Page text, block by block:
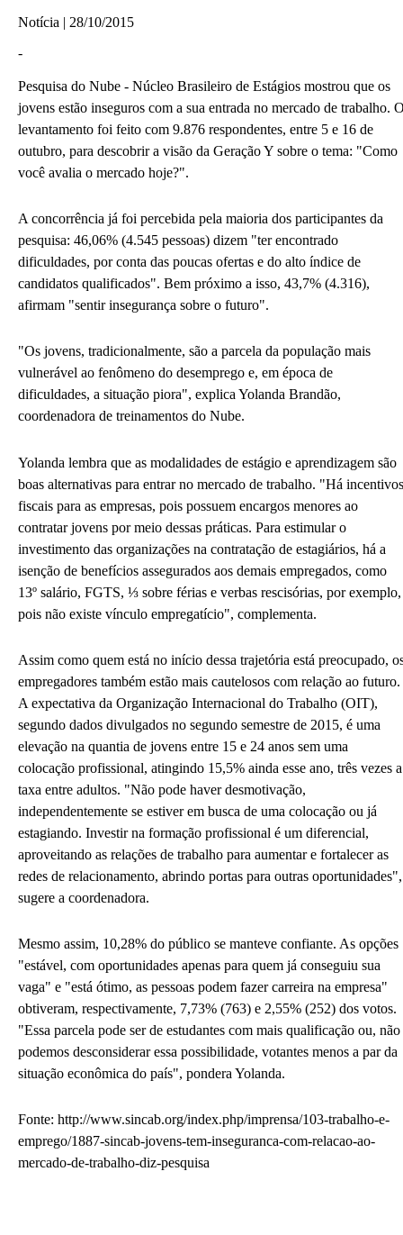
Notícia | 28/10/2015
-
Pesquisa do Nube - Núcleo Brasileiro de Estágios mostrou que os
jovens estão inseguros com a sua entrada no mercado de trabalho.
levantamento foi feito com 9.876 respondentes, entre 5 e 16 de
outubro, para descobrir a visão da Geração Y sobre o tema: "Como
você avalia o mercado hoje?".
A concorrência já foi percebida pela maioria dos participantes da
pesquisa: 46,06% (4.545 pessoas) dizem "ter encontrado
dificuldades, por conta das poucas ofertas e do alto índice de
candidatos qualificados". Bem próximo a isso, 43,7% (4.316),
afirmam "sentir insegurança sobre o futuro".
"Os jovens, tradicionalmente, são a parcela da população mais
vulnerável ao fenômeno do desemprego e, em época de
dificuldades, a situação piora", explica Yolanda Brandão,
coordenadora de treinamentos do Nube.
Yolanda lembra que as modalidades de estágio e aprendizagem são
boas alternativas para entrar no mercado de trabalho. "Há incentivos
fiscais para as empresas, pois possuem encargos menores ao
contratar jovens por meio dessas práticas. Para estimular o
investimento das organizações na contratação de estagiários, há a
isenção de benefícios assegurados aos demais empregados, como
13º salário, FGTS, ⅓ sobre férias e verbas rescisórias, por exemplo,
pois não existe vínculo empregatício", complementa.
Assim como quem está no início dessa trajetória está preocupado,
empregadores também estão mais cautelosos com relação ao futuro.
A expectativa da Organização Internacional do Trabalho (OIT),
segundo dados divulgados no segundo semestre de 2015, é uma
elevação na quantia de jovens entre 15 e 24 anos sem uma
colocação profissional, atingindo 15,5% ainda esse ano, três vezes a
taxa entre adultos. "Não pode haver desmotivação,
independentemente se estiver em busca de uma colocação ou já
estagiando. Investir na formação profissional é um diferencial,
aproveitando as relações de trabalho para aumentar e fortalecer as
redes de relacionamento, abrindo portas para outras oportunidades",
sugere a coordenadora.
Mesmo assim, 10,28% do público se manteve confiante. As opções
"estável, com oportunidades apenas para quem já conseguiu sua
vaga" e "está ótimo, as pessoas podem fazer carreira na empresa"
obtiveram, respectivamente, 7,73% (763) e 2,55% (252) dos votos.
"Essa parcela pode ser de estudantes com mais qualificação ou, não
podemos desconsiderar essa possibilidade, votantes menos a par da
situação econômica do país", pondera Yolanda.
Fonte: http://www.sincab.org/index.php/imprensa/103-trabalho-e-
emprego/1887-sincab-jovens-tem-inseguranca-com-relacao-ao-
mercado-de-trabalho-diz-pesquisa